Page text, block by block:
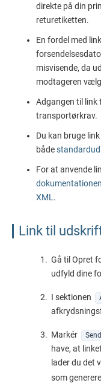
direkte på din
returetiketten.
En fordel med
misvisende, da
modtageren
Adgangen til
transportørkrav.
Du kan bruge
både
For at anvende
dokumentationen
XML .
Link til
Gå til Opret
udfyld dine
I sektionen
Markér
have, at
lader du det
som